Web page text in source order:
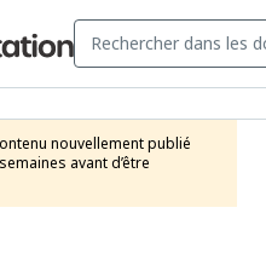
nouvellement publié
avant d’être